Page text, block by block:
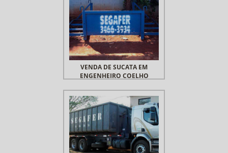
VENDA DE SUCATA EM
ENGENHEIRO COELHO